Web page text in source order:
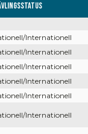
Internationell
Internationell
Internationell
Internationell
Internationell
Internationell